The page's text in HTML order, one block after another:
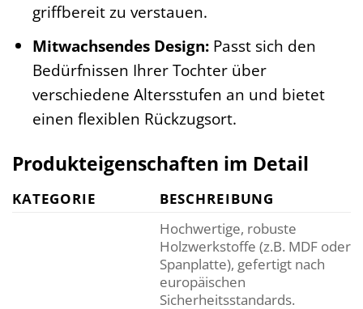
griffbereit zu verstauen.
Mitwachsendes Design: Passt sich den
Bedürfnissen Ihrer Tochter über
verschiedene Altersstufen an und bietet
einen flexiblen Rückzugsort.
Produkteigenschaften im Detail
KATEGORIE BESCHREIBUNG
Hochwertige, robuste
Holzwerkstoffe (z.B. MDF oder
Spanplatte), gefertigt nach
europäischen
Sicherheitsstandards.